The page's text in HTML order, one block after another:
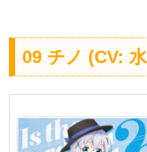
09 チノ (CV: